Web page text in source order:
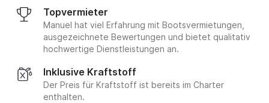
Topvermieter
Manuel hat viel Erfahrung mit Bootsvermietungen,
ausgezeichnete Bewertungen und bietet qualitativ
hochwertige Dienstleistungen an.
Inklusive Kraftstoff
Der Preis für Kraftstoff ist bereits im Charter
enthalten.